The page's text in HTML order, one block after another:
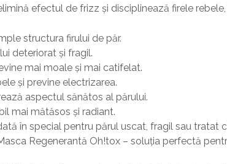
efectul de frizz și disciplinează firele
structura firului de păr.
deteriorat și fragil.
mai moale și mai catifelat.
și previne electrizarea.
aspectul sănătos al părului.
mai mătăsos și radiant.
în special pentru părul uscat, fragil sau tratat
Regenerantă Oh!tox – soluția perfectă